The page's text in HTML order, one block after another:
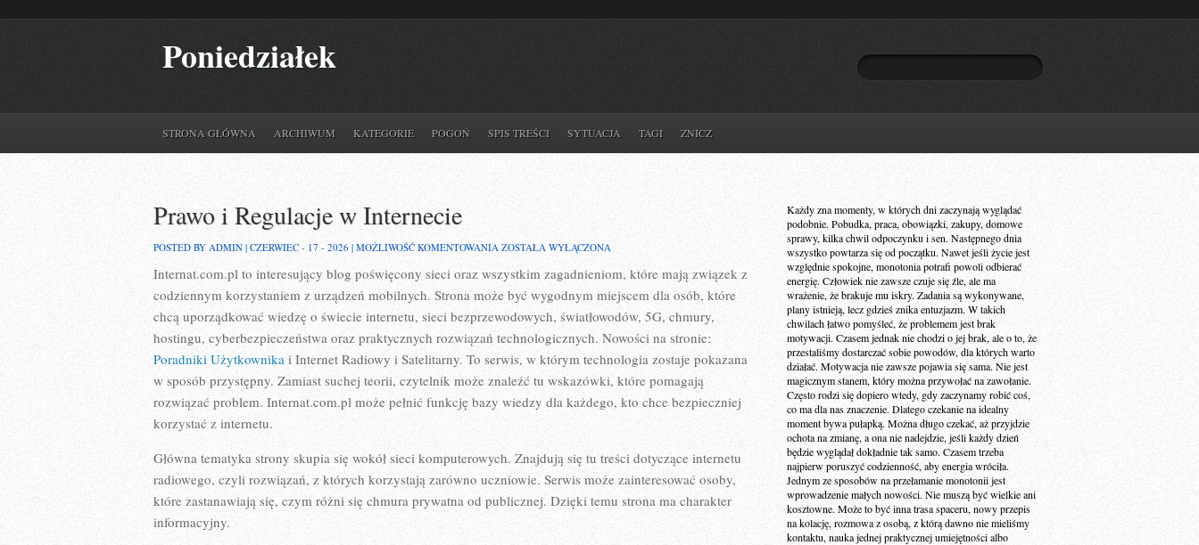
Poniedziałek
STRONA GŁÓWNA ARCHIWUM KATEGORIE POGOŃ SPIS TREŚCI SYTUACJA TAGI ZNICZ
Prawo i Regulacje w Internecie
POSTED BY ADMIN | CZERWIEC - 17 - 2026 | MOŻLIWOŚĆ KOMENTOWANIA PRAWO
REGULACJE
W
INTERNECIE
ZOSTAŁA WYŁĄCZONA
Internat.com.pl to interesujący blog poświęcony sieci oraz wszystkim zagadnieniom, które mają związek z
codziennym korzystaniem z urządzeń mobilnych. Strona może być wygodnym miejscem dla osób, które
chcą uporządkować wiedzę o świecie internetu, sieci bezprzewodowych, światłowodów, 5G, chmury,
hostingu, cyberbezpieczeństwa oraz praktycznych rozwiązań technologicznych. Nowości na stronie:
Poradniki Użytkownika i Internet Radiowy i Satelitarny. To serwis, w którym technologia zostaje pokazana
w sposób przystępny. Zamiast suchej teorii, czytelnik może znaleźć tu wskazówki, które pomagają
rozwiązać problem. Internat.com.pl może pełnić funkcję bazy wiedzy dla każdego, kto chce bezpieczniej
korzystać z internetu.
Główna tematyka strony skupia się wokół sieci komputerowych. Znajdują się tu treści dotyczące internetu
radiowego, czyli rozwiązań, z których korzystają zarówno uczniowie. Serwis może zainteresować osoby,
które zastanawiają się, czym różni się chmura prywatna od publicznej. Dzięki temu strona ma charakter
informacyjny.
Każdy zna momenty, w których dni zaczynają wyglądać
podobnie. Pobudka, praca, obowiązki, zakupy, domowe
sprawy, kilka chwil odpoczynku i sen. Następnego dnia
wszystko powtarza się od początku. Nawet jeśli życie jest
względnie spokojne, monotonia potrafi powoli odbierać
energię. Człowiek nie zawsze czuje się źle, ale ma
wrażenie, że brakuje mu iskry. Zadania są wykonywane,
plany istnieją, lecz gdzieś znika entuzjazm. W takich
chwilach łatwo pomyśleć, że problemem jest brak
motywacji. Czasem jednak nie chodzi o jej brak, ale o to, że
przestaliśmy dostarczać sobie powodów, dla których warto
działać. Motywacja nie zawsze pojawia się sama. Nie jest
magicznym stanem, który można przywołać na zawołanie.
Często rodzi się dopiero wtedy, gdy zaczynamy robić coś,
co ma dla nas znaczenie. Dlatego czekanie na idealny
moment bywa pułapką. Można długo czekać, aż przyjdzie
ochota na zmianę, a ona nie nadejdzie, jeśli każdy dzień
będzie wyglądał dokładnie tak samo. Czasem trzeba
najpierw poruszyć codzienność, aby energia wróciła.
Jednym ze sposobów na przełamanie monotonii jest
wprowadzenie małych nowości. Nie muszą być wielkie ani
kosztowne. Może to być inna trasa spaceru, nowy przepis
na kolację, rozmowa z osobą, z którą dawno nie mieliśmy
kontaktu, nauka jednej praktycznej umiejętności albo